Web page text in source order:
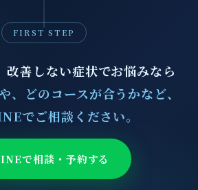
FIRST STEP
改善しない症状でお悩みなら
、どのコースが合うかなど、
でご相談ください。
で相談・予約する